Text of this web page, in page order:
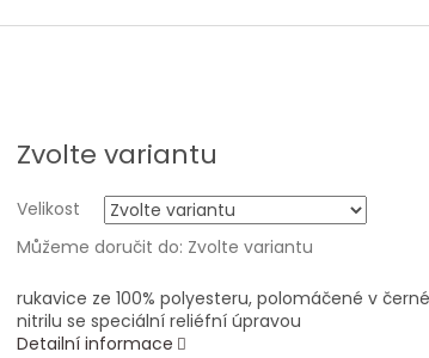
Zvolte variantu
Velikost
Můžeme doručit do: Zvolte variantu
rukavice ze 100% polyesteru, polomáčené v
nitrilu se speciální reliéfní úpravou
Detailní informace